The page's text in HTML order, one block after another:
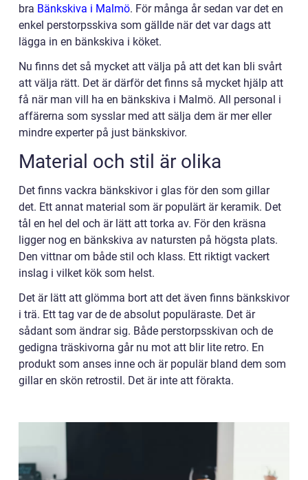
bra Bänkskiva i Malmö. För många år sedan var det en
enkel perstorpsskiva som gällde när det var dags att
lägga in en bänkskiva i köket.
Nu finns det så mycket att välja på att det kan bli svårt
att välja rätt. Det är därför det finns så mycket hjälp att
få när man vill ha en bänkskiva i Malmö. All personal i
affärerna som sysslar med att sälja dem är mer eller
mindre experter på just bänkskivor.
Material och stil är olika
Det finns vackra bänkskivor i glas för den som gillar
det. Ett annat material som är populärt är keramik. Det
tål en hel del och är lätt att torka av. För den kräsna
ligger nog en bänkskiva av natursten på högsta plats.
Den vittnar om både stil och klass. Ett riktigt vackert
inslag i vilket kök som helst.
Det är lätt att glömma bort att det även finns bänkskivor
i trä. Ett tag var de de absolut populäraste. Det är
sådant som ändrar sig. Både perstorpsskivan och de
gedigna träskivorna går nu mot att blir lite retro. En
produkt som anses inne och är populär bland dem som
gillar en skön retrostil. Det är inte att förakta.